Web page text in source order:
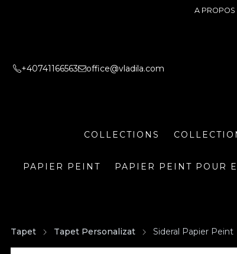
A PROPOS
+40741166563 office@vladila.com
COLLECTIONS
PAPIER PEINT PAPIER PEINT POUR
Tapet Tapet Personalizat Sideral Papier Peint